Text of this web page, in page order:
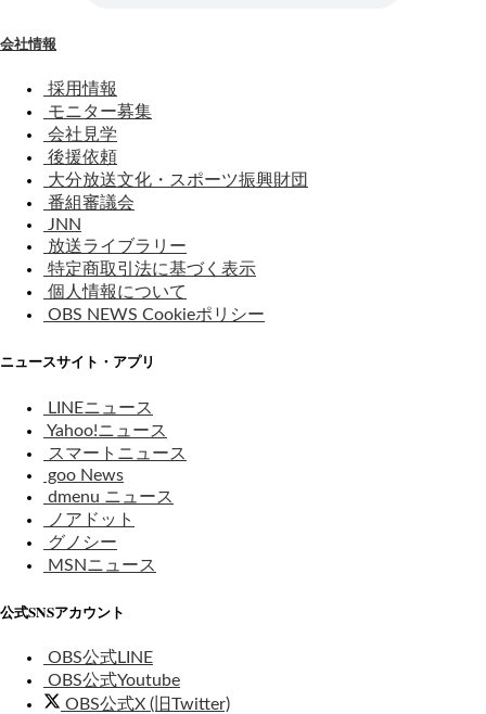
会社情報
採用情報
モニター募集
会社見学
後援依頼
大分放送文化・スポーツ振興財団
番組審議会
JNN
放送ライブラリー
特定商取引法に基づく表示
個人情報について
OBS NEWS Cookieポリシー
ニュースサイト・アプリ
LINEニュース
Yahoo!ニュース
スマートニュース
goo News
dmenu ニュース
ノアドット
グノシー
MSNニュース
公式SNSアカウント
OBS公式LINE
OBS公式Youtube
OBS公式X (旧Twitter)